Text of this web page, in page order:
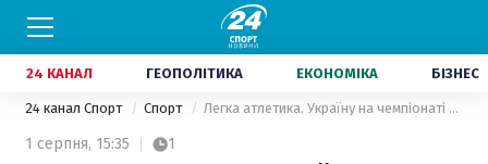
24 КАНАЛ ГЕОПОЛІТИКА ЕКОНОМІКА БІЗНЕС
24 канал Спорт Спорт Легка атлетика. Україну на чемпіонаті Європи представлятиме 70 атлетів
1 серпня, 15:35 1